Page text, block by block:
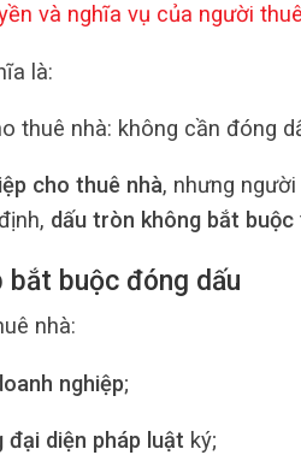
và nghĩa vụ của người
là:
thuê nhà: không cần đóng
cho thuê nhà, nhưng
dấu tròn không bắt buộc
bắt buộc đóng dấu
nhà:
nghiệp;
đại diện pháp luật ký;